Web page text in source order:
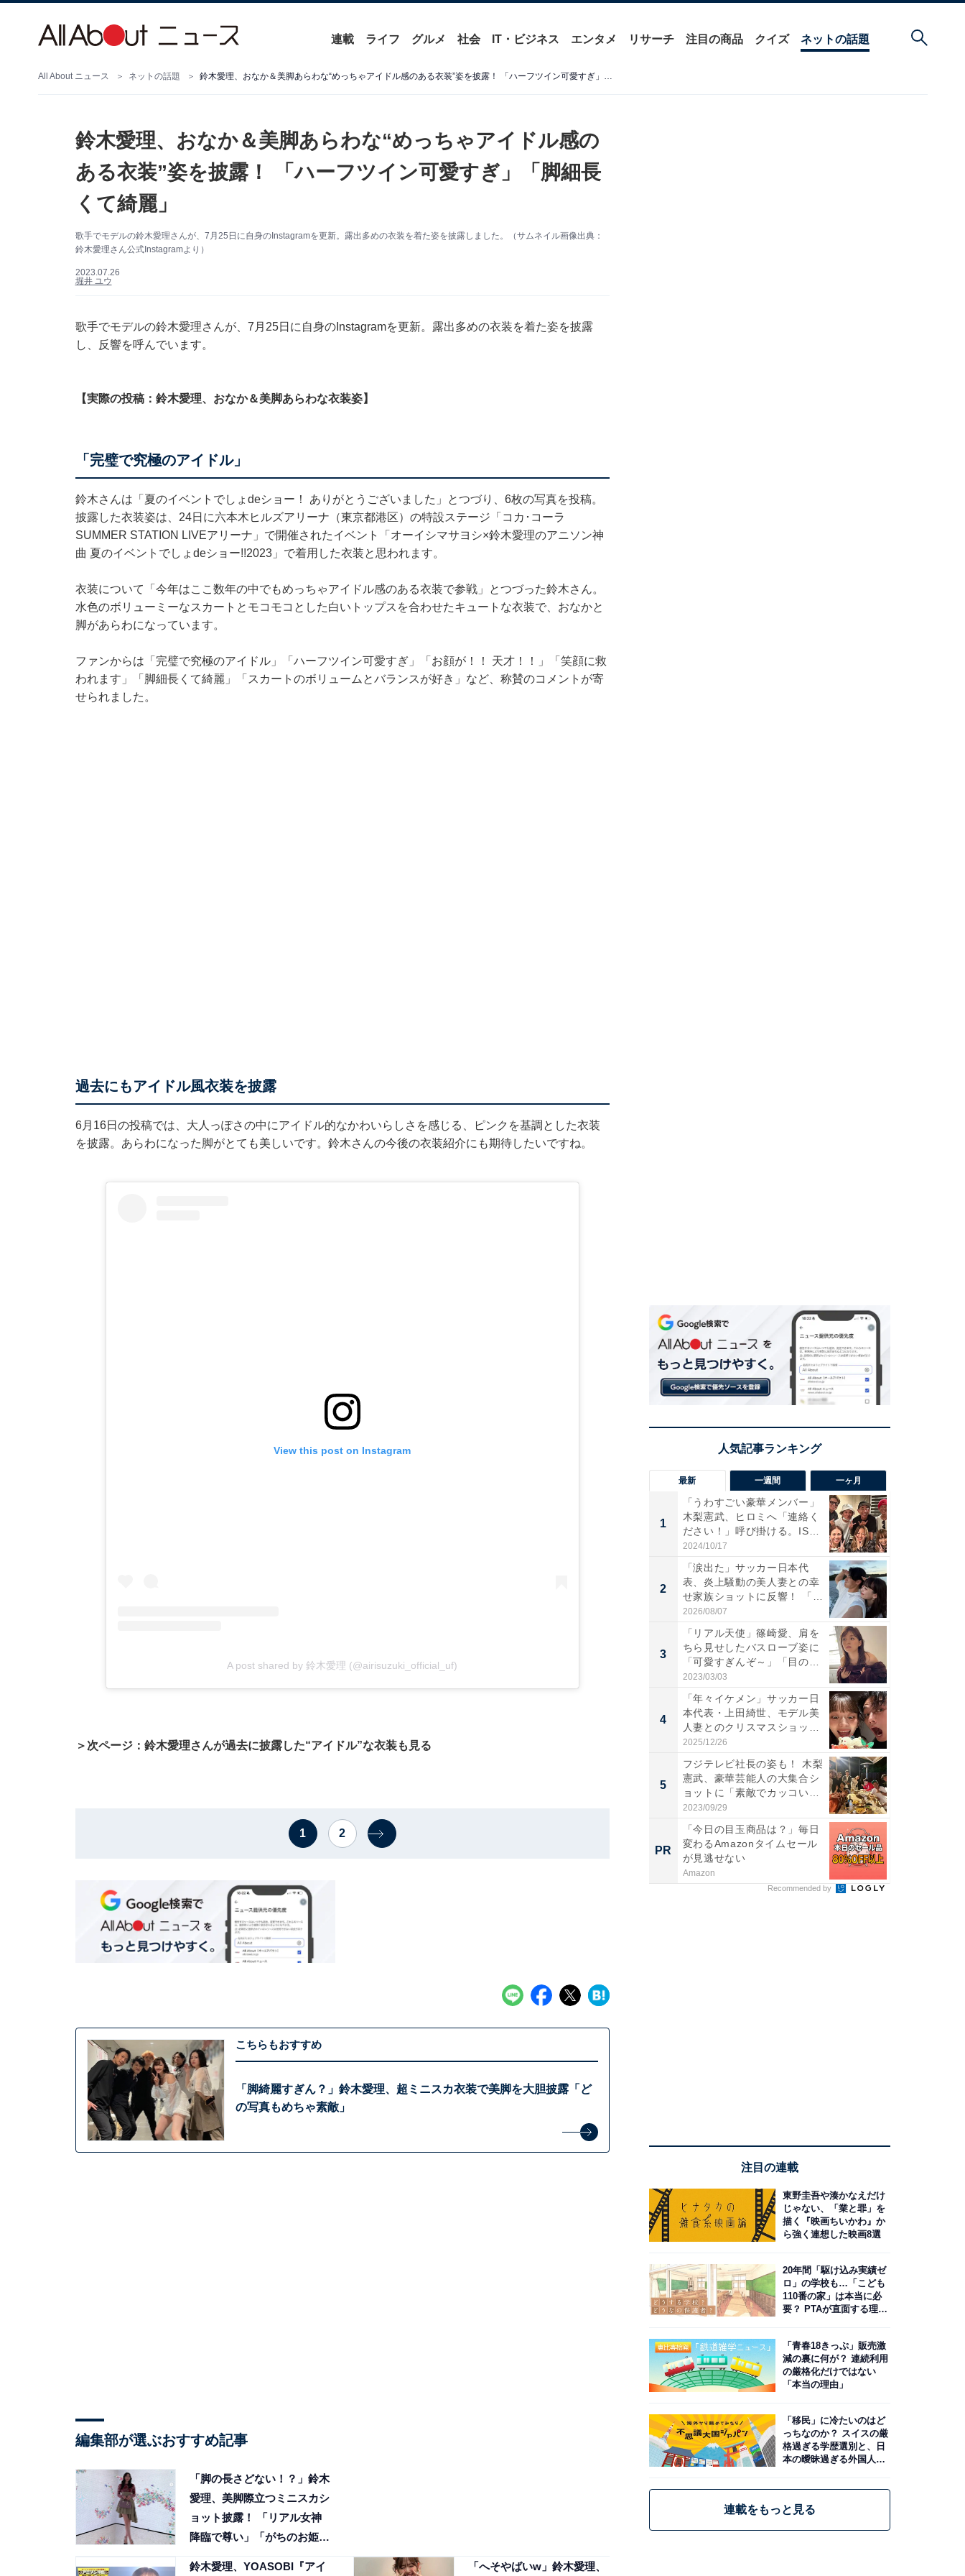
連載 ライフ グルメ 社会 IT・ビジネス エンタメ リサーチ 注目の商品 クイズ ネットの話題
All About ニュース ネットの話題 鈴木愛理、おなか＆美脚あらわな“めっちゃアイドル感のある衣装”姿を披露！ 「ハーフツイン可愛すぎ」「脚細長くて綺麗」
鈴木愛理、おなか＆美脚あらわな“めっちゃアイドル感の
ある衣装”姿を披露！ 「ハーフツイン可愛すぎ」「脚細長
くて綺麗」
歌手でモデルの鈴木愛理さんが、7月25日に自身のInstagramを更新。露出多めの衣装を着た姿を披露しました。（サムネイル画像出典：
鈴木愛理さん公式Instagramより）
2023.07.26
堀井 ユウ
歌手でモデルの鈴木愛理さんが、7月25日に自身のInstagramを更新。露出多めの衣装を着た姿を披露
し、反響を呼んでいます。
【実際の投稿：鈴木愛理、おなか＆美脚あらわな衣装姿】
「完璧で究極のアイドル」
鈴木さんは「夏のイベントでしょdeショー！ ありがとうございました」とつづり、6枚の写真を投稿。
披露した衣装姿は、24日に六本木ヒルズアリーナ（東京都港区）の特設ステージ「コカ･コーラ
SUMMER STATION LIVEアリーナ」で開催されたイベント「オーイシマサヨシ×鈴木愛理のアニソン神
曲 夏のイベントでしょdeショー!!2023」で着用した衣装と思われます。
衣装について「今年はここ数年の中でもめっちゃアイドル感のある衣装で参戦」とつづった鈴木さん。
水色のボリューミーなスカートとモコモコとした白いトップスを合わせたキュートな衣装で、おなかと
脚があらわになっています。
ファンからは「完璧で究極のアイドル」「ハーフツイン可愛すぎ」「お顔が！！ 天才！！」「笑顔に救
われます」「脚細長くて綺麗」「スカートのボリュームとバランスが好き」など、称賛のコメントが寄
せられました。
過去にもアイドル風衣装を披露
6月16日の投稿では、 大人っぽさの中にアイドル的なかわいらしさを感じる、ピンクを基調とした衣装
を披露。あらわになった脚がとても美しいです。鈴木さんの今後の衣装紹介にも期待したいですね。
View this post on Instagram
A post shared by 鈴木愛理 (@airisuzuki_official_uf)
＞次ページ：鈴木愛理さんが過去に披露した“アイドル”な衣装も見る
1 2
こちらもおすすめ
「脚綺麗すぎん？」鈴木愛理、超ミニスカ衣装で美脚を大胆披露「ど
の写真もめちゃ素敵」
編集部が選ぶおすすめ記事
「脚の長さどない！？」鈴木
愛理、美脚際立つミニスカシ
ョット披露！ 「リアル女神
降臨で尊い」「がちのお姫
鈴木愛理、YOASOBI『アイ
「へそやばいw」鈴木愛理、
最新 一週間 一ヶ月
1
「うわすごい豪華メンバー」
木梨憲武、ヒロミへ「連絡く
ださい！」呼び掛ける。IS
S...
2024/10/17
2
「涙出た」サッカー日本代
表、炎上騒動の美人妻との幸
せ家族ショットに反響！ 「最
高...
2026/08/07
3
「リアル天使」篠崎愛、肩を
ちら見せしたバスローブ姿に
「可愛すぎんぞ～」「目の表
情...
2023/03/03
4
「年々イケメン」サッカー日
本代表・上田綺世、モデル美
人妻とのクリスマスショット
に...
2025/12/26
5
フジテレビ社長の姿も！ 木梨
憲武、豪華芸能人の大集合シ
ョットに「素敵でカッコい
い...
2023/09/29
PR
「今日の目玉商品は？」毎日
変わるAmazonタイムセール
が見逃せない
Amazon
Recommended by
注目の連載
東野圭吾や湊かなえだけ
じゃない、「業と罪」を
描く『映画ちいかわ』か
ら強く連想した映画8選
20年間「駆け込み実績ゼ
ロ」の学校も…「こども
110番の家」は本当に必
要？ PTAが直面する理想
「青春18きっぷ」販売激
減の裏に何が？ 連続利用
の厳格化だけではない
「本当の理由」
「移民」に冷たいのはど
っちなのか？ スイスの厳
格過ぎる学歴選別と、日
本の曖昧過ぎる外国人政
連載をもっと見る